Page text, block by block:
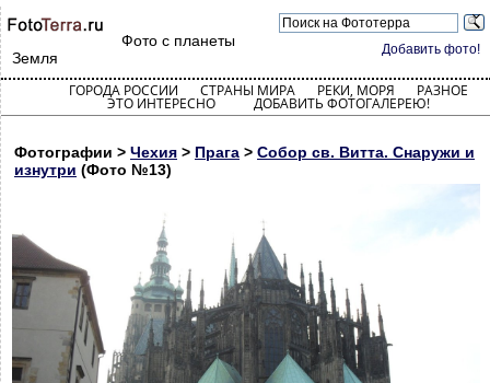
Добавить фото!
Фото с планеты
Земля
ГОРОДА РОССИИ СТРАНЫ МИРА РЕКИ, МОРЯ РАЗНОЕ
ЭТО ИНТЕРЕСНО ДОБАВИТЬ ФОТОГАЛЕРЕЮ!
Фотографии > Чехия > Прага > Собор св. Витта. Снаружи и
изнутри (Фото №13)